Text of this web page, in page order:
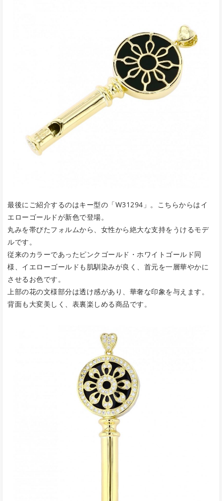
最後にご紹介するのはキー型の「W31294」。こちらからはイ
エローゴールドが新色で登場。
丸みを帯びたフォルムから、女性から絶大な支持をうけるモデ
ルです。
従来のカラーであったピンクゴールド・ホワイトゴールド同
様、イエローゴールドも肌馴染みが良く、首元を一層華やかに
させるお色です。
上部の花の文様部分は透け感があり、華奢な印象を与えます。
背面も大変美しく、表裏楽しめる商品です。